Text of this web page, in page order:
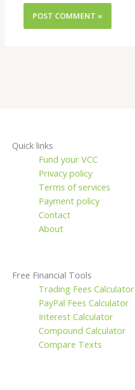
Quick links
Fund your VCC
Privacy policy
Terms of services
Payment policy
Contact
About
Free Financial Tools
Trading Fees Calculator
PayPal Fees Calculator
Interest Calculator
Compound Calculator
Compare Texts